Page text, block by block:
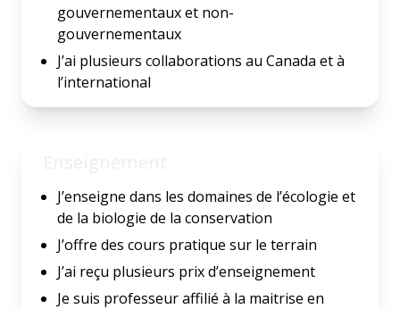
gouvernementaux et non-
gouvernementaux
J’ai plusieurs collaborations au Canada et à
l’international
J’enseigne dans les domaines de l’écologie et
de la biologie de la conservation
J’offre des cours pratique sur le terrain
J’ai reçu plusieurs prix d’enseignement
Je suis professeur affilié à la maitrise en